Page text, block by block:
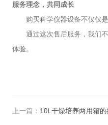
服务理念，共同成长
购买科学仪器设备不仅仅是
通过这次售后服务，我们不
体验。
上一篇： 10L干燥培养两用箱